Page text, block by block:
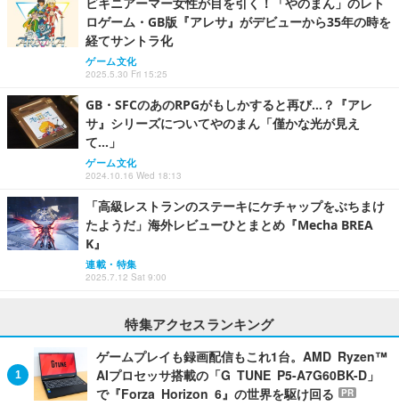
ビキニアーマー女性が目を引く！「やのまん」のレト
ロゲーム・GB版『アレサ』がデビューから35年の時を
経てサントラ化
ゲーム文化
2025.5.30 Fri 15:25
GB・SFCのあのRPGがもしかすると再び…？『アレ
サ』シリーズについてやのまん「僅かな光が見え
て…」
ゲーム文化
2024.10.16 Wed 18:13
「高級レストランのステーキにケチャップをぶちまけ
たようだ」海外レビューひとまとめ『Mecha BREA
K』
連載・特集
2025.7.12 Sat 9:00
特集アクセスランキング
ゲームプレイも録画配信もこれ1台。AMD Ryzen™
AIプロセッサ搭載の「G TUNE P5-A7G60BK-D」
で『Forza Horizon 6』の世界を駆け回る
PR